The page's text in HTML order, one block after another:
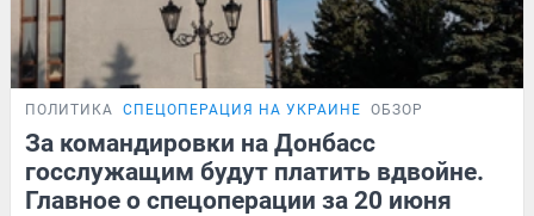
ПОЛИТИКА СПЕЦОПЕРАЦИЯ НА УКРАИНЕ ОБЗОР
За командировки на Донбасс
госслужащим будут платить вдвойне.
Главное о спецоперации за 20 июня